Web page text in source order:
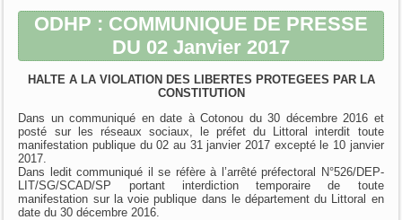
ODHP : COMMUNIQUE DE PRESSE
DU 02 Janvier 2017
HALTE A LA VIOLATION DES LIBERTES PROTEGEES PAR LA
CONSTITUTION
Dans un communiqué en date à Cotonou du 30 décembre 2016 et
posté sur les réseaux sociaux, le préfet du Littoral interdit toute
manifestation publique du 02 au 31 janvier 2017 excepté le 10 janvier
2017.
Dans ledit communiqué il se réfère à l’arrêté préfectoral N°526/DEP-
LIT/SG/SCAD/SP portant interdiction temporaire de toute
manifestation sur la voie publique dans le département du Littoral en
date du 30 décembre 2016.